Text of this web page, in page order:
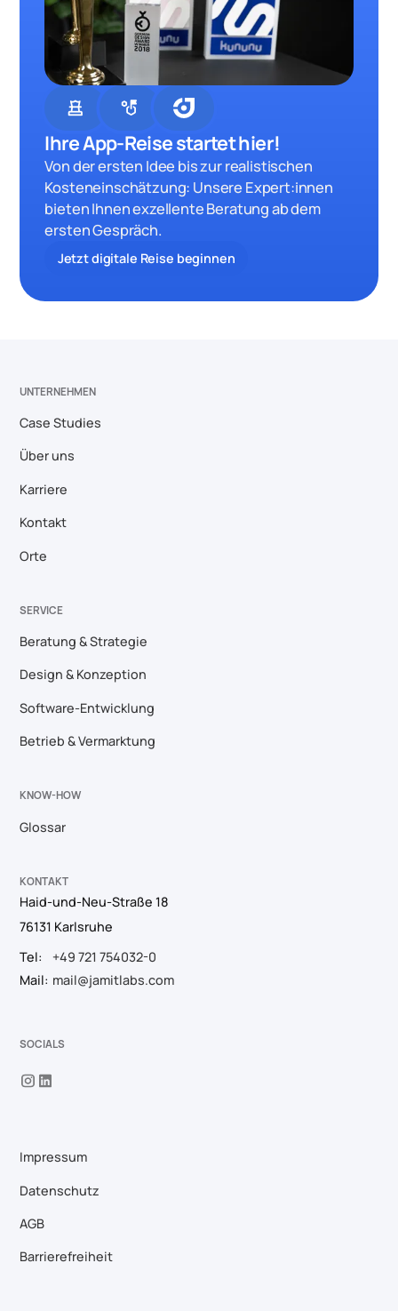
chess strategy
Ihre App-Reise startet hier!
Von der ersten Idee bis zur realistischen
Kosteneinschätzung: Unsere Expert:innen
bieten Ihnen exzellente Beratung ab dem
ersten Gespräch.
Jetzt digitale Reise beginnen
UNTERNEHMEN
Case Studies
Über uns
Karriere
Kontakt
Orte
SERVICE
Beratung & Strategie
Design & Konzeption
Software-Entwicklung
Betrieb & Vermarktung
KNOW-HOW
Glossar
KONTAKT
Haid-und-Neu-Straße 18
76131 Karlsruhe
Tel:
+49 721 754032-0
Mail: mail@jamitlabs.com
SOCIALS
Impressum
Datenschutz
AGB
Barrierefreiheit